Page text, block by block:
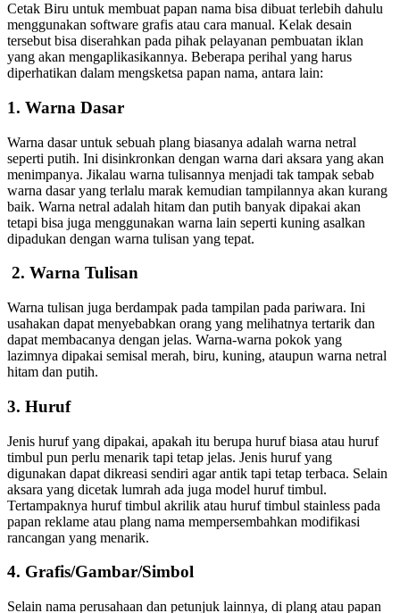
Cetak Biru untuk membuat papan nama bisa dibuat terlebih dahulu
menggunakan software grafis atau cara manual. Kelak desain
tersebut bisa diserahkan pada pihak pelayanan pembuatan iklan
yang akan mengaplikasikannya. Beberapa perihal yang harus
diperhatikan dalam mengsketsa papan nama, antara lain:
1. Warna Dasar
Warna dasar untuk sebuah plang biasanya adalah warna netral
seperti putih. Ini disinkronkan dengan warna dari aksara yang akan
menimpanya. Jikalau warna tulisannya menjadi tak tampak sebab
warna dasar yang terlalu marak kemudian tampilannya akan kurang
baik. Warna netral adalah hitam dan putih banyak dipakai akan
tetapi bisa juga menggunakan warna lain seperti kuning asalkan
dipadukan dengan warna tulisan yang tepat.
2. Warna Tulisan
Warna tulisan juga berdampak pada tampilan pada pariwara. Ini
usahakan dapat menyebabkan orang yang melihatnya tertarik dan
dapat membacanya dengan jelas. Warna-warna pokok yang
lazimnya dipakai semisal merah, biru, kuning, ataupun warna netral
hitam dan putih.
3. Huruf
Jenis huruf yang dipakai, apakah itu berupa huruf biasa atau huruf
timbul pun perlu menarik tapi tetap jelas. Jenis huruf yang
digunakan dapat dikreasi sendiri agar antik tapi tetap terbaca. Selain
aksara yang dicetak lumrah ada juga model huruf timbul.
Tertampaknya huruf timbul akrilik atau huruf timbul stainless pada
papan reklame atau plang nama mempersembahkan modifikasi
rancangan yang menarik.
4. Grafis/Gambar/Simbol
Selain nama perusahaan dan petunjuk lainnya, di plang atau papan